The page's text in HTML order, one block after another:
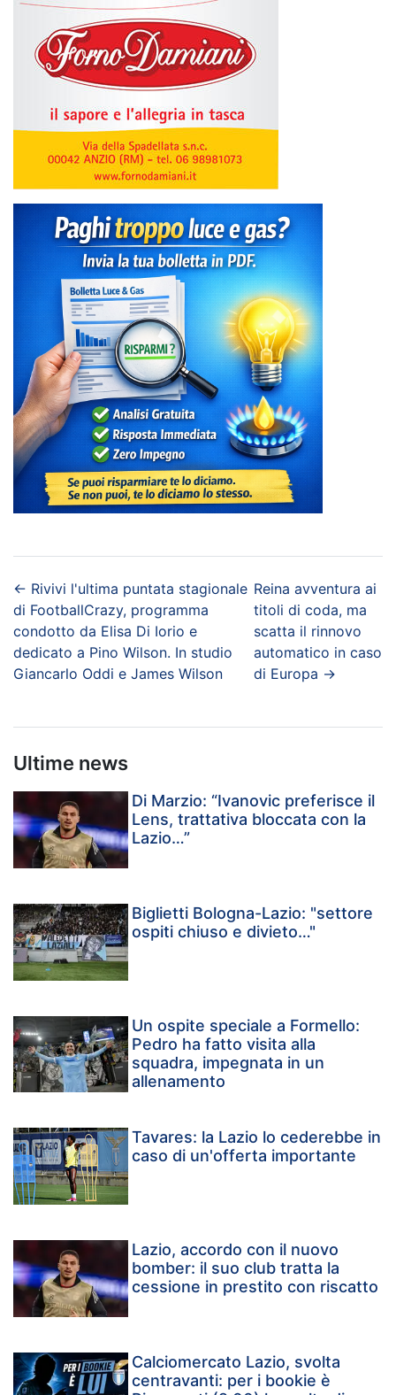
← Rivivi l'ultima puntata stagionale
di FootballCrazy, programma
condotto da Elisa Di Iorio e
dedicato a Pino Wilson. In studio
Giancarlo Oddi e James Wilson
Reina avventura ai
titoli di coda, ma
scatta il rinnovo
automatico in caso
di Europa →
Ultime news
Di Marzio: “Ivanovic preferisce il
Lens, trattativa bloccata con la
Lazio…”
Biglietti Bologna-Lazio: "settore
ospiti chiuso e divieto…"
Un ospite speciale a Formello:
Pedro ha fatto visita alla
squadra, impegnata in un
allenamento
Tavares: la Lazio lo cederebbe in
caso di un'offerta importante
Lazio, accordo con il nuovo
bomber: il suo club tratta la
cessione in prestito con riscatto
Calciomercato Lazio, svolta
centravanti: per i bookie è